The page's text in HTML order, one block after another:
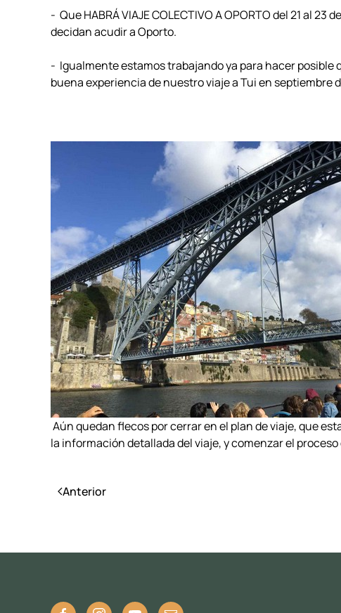
- Que HABRÁ VIAJE COLECTIVO A OPORTO del 21 al
decidan acudir a Oporto.
- Igualmente estamos trabajando ya para hacer posible
buena experiencia de nuestro viaje a Tui en septiembre
Aún quedan flecos por cerrar en el plan de viaje, que
la información detallada del viaje, y comenzar el
Anterior